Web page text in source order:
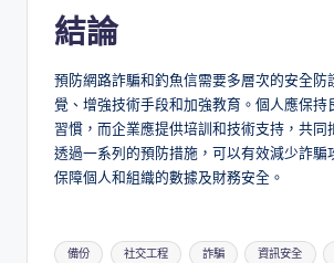
結論
預防網路詐騙和釣魚信需要多層次的安全防
覺、增強技術手段和加強教育。個人應保持
習慣，而企業應提供培訓和技術支持，共同
透過一系列的預防措施，可以有效減少詐騙
保障個人和組織的數據及財務安全。
Tags:
備份 社交工程 詐騙 資訊安全